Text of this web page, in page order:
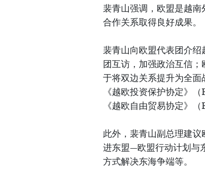
裴青山强调，欧盟是越
合作关系取得良好成果。
裴青山向欧盟代表团介
团互访，加强政治互信
于将双边关系提升为全
《越欧投资保护协定》
《越欧自由贸易协定》
此外，裴青山副总理建
进东盟—欧盟行动计划与
方式解决东海争端等。